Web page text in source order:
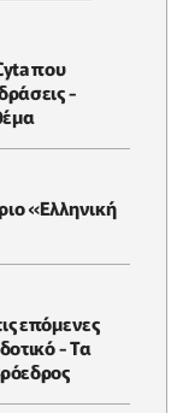
που
-
«Ελληνική
επόμενες
- Τα